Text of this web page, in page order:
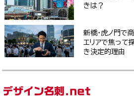
きは？
新橋・虎ノ門で
エリアで焦って
き決定的理由